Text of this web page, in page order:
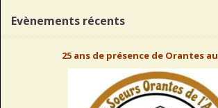
Evènements récents
25 ans de présence de Orantes